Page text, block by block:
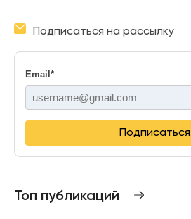
Подписаться на рассылку
Email *
Подписаться
Топ публикаций